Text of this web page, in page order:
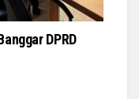
DPRD